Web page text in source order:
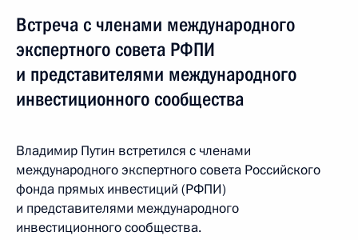
Встреча с членами международного
экспертного совета РФПИ
и представителями международного
инвестиционного сообщества
Владимир Путин встретился с членами
международного экспертного совета Российского
фонда прямых инвестиций (РФПИ)
и представителями международного
инвестиционного сообщества.